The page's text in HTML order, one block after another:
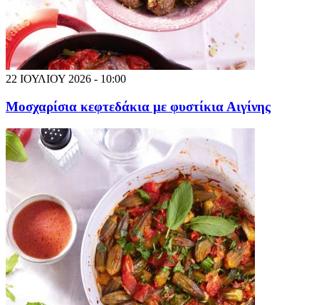
22 ΙΟΥΛΙΟΥ 2026 - 10:00
Μοσχαρίσια κεφτεδάκια με φυστίκια Αιγίνης